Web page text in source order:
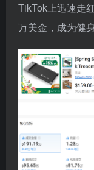
TikTok上迅速走
万美金，成为健